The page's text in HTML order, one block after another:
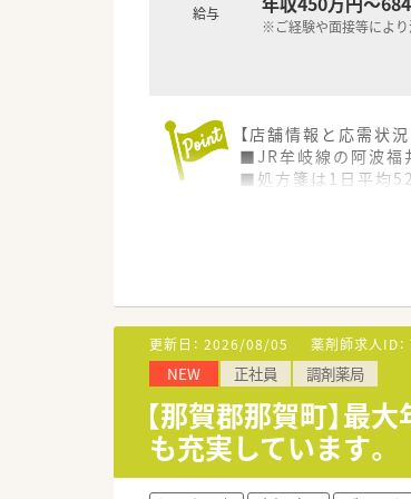
給与
※ご経験や面接等によ
【店舗情報と応需状況
■JR牟岐線の阿波福
■処方箋は1日平均
■欠員補充や体制強
■徳島県内の複数店
■患者様一人ひとり
【法人特徴について】
■徳島県下で最大級
■既存店舗の質向上
■独自の教育ノウハ
【求人情報について】
■想定年収は450万
更新日： 2026/08/05 薬剤師求人ID：
NEW 正社員 調剤薬局
【那賀郡那賀町】最
も充実しています。